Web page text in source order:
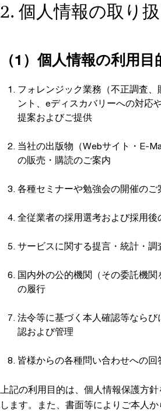
2. 個人情報の取り
（1）個人情報の利用目
フォレンジック業務（不正調査
ント、eディスカバリーへの対応
提案およびご提供
当社の出版物（Webサイト・E-
の販売・購読のご案内
各種セミナーや勉強会の開催の
全従業者の採用選考および採用後
サービスに関する提言・統計・調
国内外の公的機関（その委託機
の履行
法令等に基づく本人確認等なら
認および管理
皆様からの各種問い合わせへの回
上記の利用目的は、個人情報保護方
します。また、書面等によりご本人